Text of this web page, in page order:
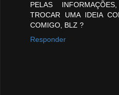
PELAS
TROCAR UMA IDEIA
COMIGO, BLZ ?
Responder